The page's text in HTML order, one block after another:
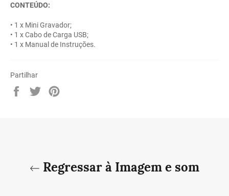
CONTEÚDO:
• 1 x Mini Gravador;
• 1 x Cabo de Carga USB;
• 1 x Manual de Instruções.
Partilhar
Partilhe Twittar
Regressar à Imagem e som